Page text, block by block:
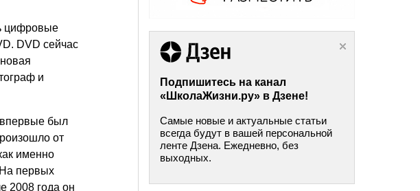
цифровые
DVD сейчас
и
впервые был
от
именно
На первых
2008 года он
Подпишитесь на канал
«ШколаЖизни.ру» в Дзене!
Самые новые и актуальные статьи
всегда будут в вашей персональной
ленте Дзена. Ежедневно, без
выходных.